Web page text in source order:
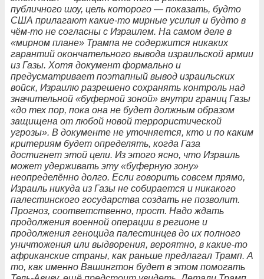
публичного шоу, цель которого — показать, будто
США прилагают какие-то мирные усилия и будто в
чём-то не согласны с Израилем. На самом деле в
«мирном плане» Трампа не содержится никаких
гарантий окончательного вывода израильской армии
из Газы. Хотя документ формально и
предусматривает поэтапный вывод израильских
войск, Израилю разрешено сохранять контроль над
значительной «буферной зоной» внутри границ Газы
«до тех пор, пока она не будет должным образом
защищена от любой новой террористической
угрозы». В документе не уточняется, кто и по каким
критериям будет определять, когда Газа
достигнет этой цели. Из этого ясно, что Израиль
может удерживать эту «буферную зону»
неопределённо долго. Если говорить совсем прямо,
Израиль никуда из Газы не собирается и никакого
палестинского государства создать не позволит.
Прогноз, соответственно, прост. Надо ждать
продолжения военной операции в регионе и
продолжения геноцида палестинцев до их полного
уничтожения или выдворения, вероятно, в какие-то
африканские страны, как раньше предлагал Трамп. А
то, как именно Вашингтон будет в этом помогать